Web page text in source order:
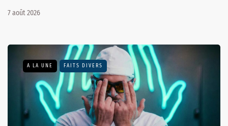
7 août 2026
A LA UNE FAITS DIVERS